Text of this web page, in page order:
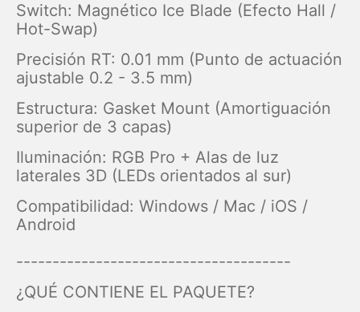
Switch: Magnético Ice Blade (Efecto Hall /
Hot-Swap)
Precisión RT: 0.01 mm (Punto de actuación
ajustable 0.2 - 3.5 mm)
Estructura: Gasket Mount (Amortiguación
superior de 3 capas)
Iluminación: RGB Pro + Alas de luz
laterales 3D (LEDs orientados al sur)
Compatibilidad: Windows / Mac / iOS /
Android
--------------------------------------
¿QUÉ CONTIENE EL PAQUETE?